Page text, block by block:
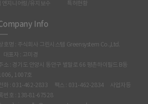
엔지니어링/유지보수
특허현황
Info
호명 : 주식회사 그린시스템 Greensystem Co.,Ltd.
대표자 : 고미경
소 : 경기도 안양시 동안구 벌말로 66 평촌하이필드 B동
1007호
화 : 031-462-2833 팩스 : 031-462-2834 사업자등
번호 : 138-81-67528